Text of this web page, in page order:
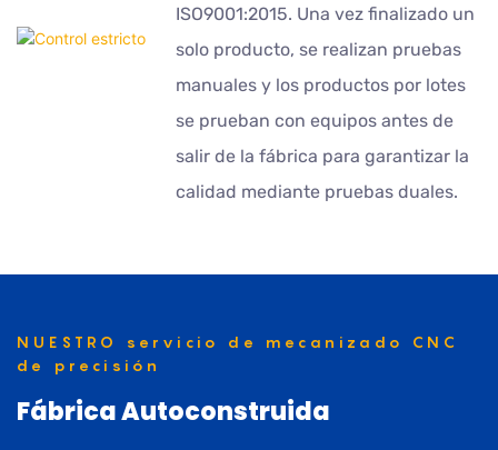
ISO9001:2015. Una vez finalizado un
solo producto, se realizan pruebas
manuales y los productos por lotes
se prueban con equipos antes de
salir de la fábrica para garantizar la
calidad mediante pruebas duales.
NUESTRO servicio de mecanizado CNC
de precisión
Fábrica Autoconstruida